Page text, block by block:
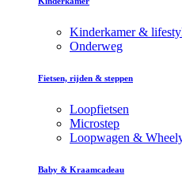
Kinderkamer &
Onderweg
Fietsen, rijden & steppen
Loopfietsen
Microstep
Loopwagen &
Baby & Kraamcadeau